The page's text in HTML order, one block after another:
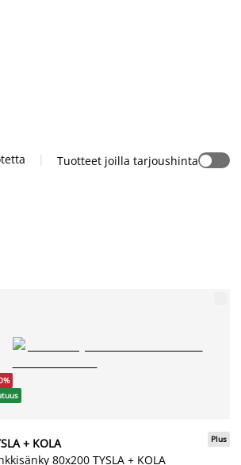
| Tuotteet joilla tarjoushinta
+ KOLA
80x200 TYSLA + KOLA
Plus